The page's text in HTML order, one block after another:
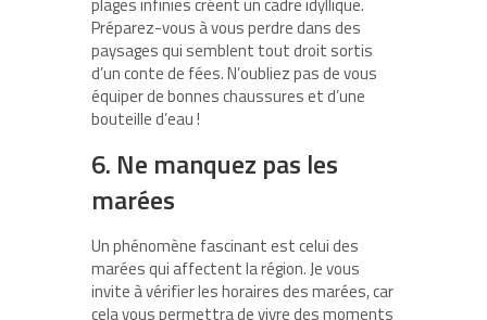
plages infinies créent un cadre idyllique.
Préparez-vous à vous perdre dans des
paysages qui semblent tout droit sortis
d’un conte de fées. N’oubliez pas de vous
équiper de bonnes chaussures et d’une
bouteille d’eau !
6. Ne manquez pas les
marées
Un phénomène fascinant est celui des
marées qui affectent la région. Je vous
invite à vérifier les horaires des marées, car
cela vous permettra de vivre des moments